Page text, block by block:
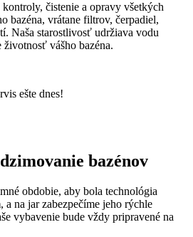
čistenie a opravy všetkých
bazéna, vrátane filtrov, čerpadiel,
Naša starostlivosť udržiava vodu
vášho bazéna.
ešte dnes!
bazénov
obdobie, aby bola technológia
a na jar zabezpečíme jeho rýchle
vybavenie bude vždy pripravené na